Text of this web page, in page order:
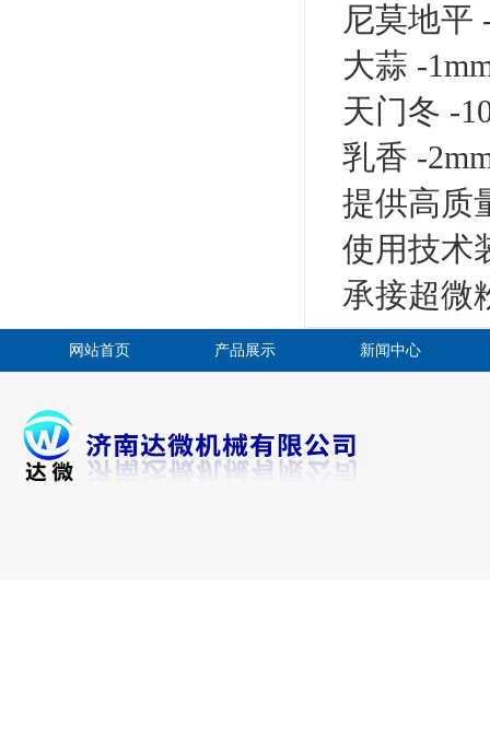
尼莫地平
大蒜 -
天门冬 -
乳香 -
提供高质
使用技术
承接超微
网站首页 产品展示 新闻中心